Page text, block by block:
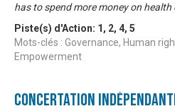
has to spend more money on health
Piste(s) d'Action: 1 , 2, 4, 5
Mots-clés : Governance, Human
Empowerment
Concertation